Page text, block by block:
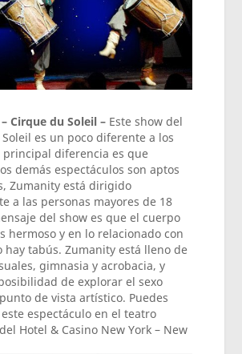
Cirque du Soleil – Este show del
es un poco diferente a los
principal diferencia es que
demás espectáculos son aptos
Zumanity está dirigido
a las personas mayores de 18
del show es que el cuerpo
hermoso y en lo relacionado con
hay tabús. Zumanity está lleno de
gimnasia y acrobacia, y
de explorar el sexo
de vista artístico. Puedes
espectáculo en el teatro
Hotel & Casino New York – New